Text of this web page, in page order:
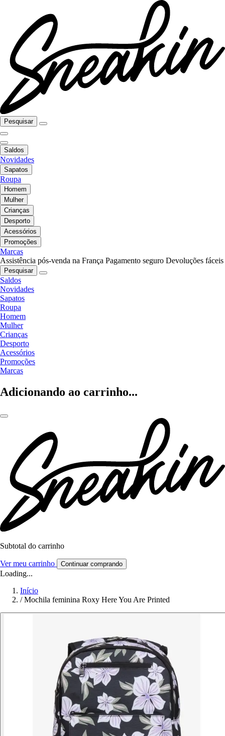
Pesquisar
Saldos
Novidades
Sapatos
Roupa
Homem
Mulher
Crianças
Desporto
Acessórios
Promoções
Marcas
Assistência pós-venda na França Pagamento seguro Devoluções fáceis
Pesquisar
Saldos
Novidades
Sapatos
Roupa
Homem
Mulher
Crianças
Desporto
Acessórios
Promoções
Marcas
Adicionando ao carrinho...
Subtotal do carrinho
Ver meu carrinho Continuar comprando
Loading...
Início
/ Mochila feminina Roxy Here You Are Printed